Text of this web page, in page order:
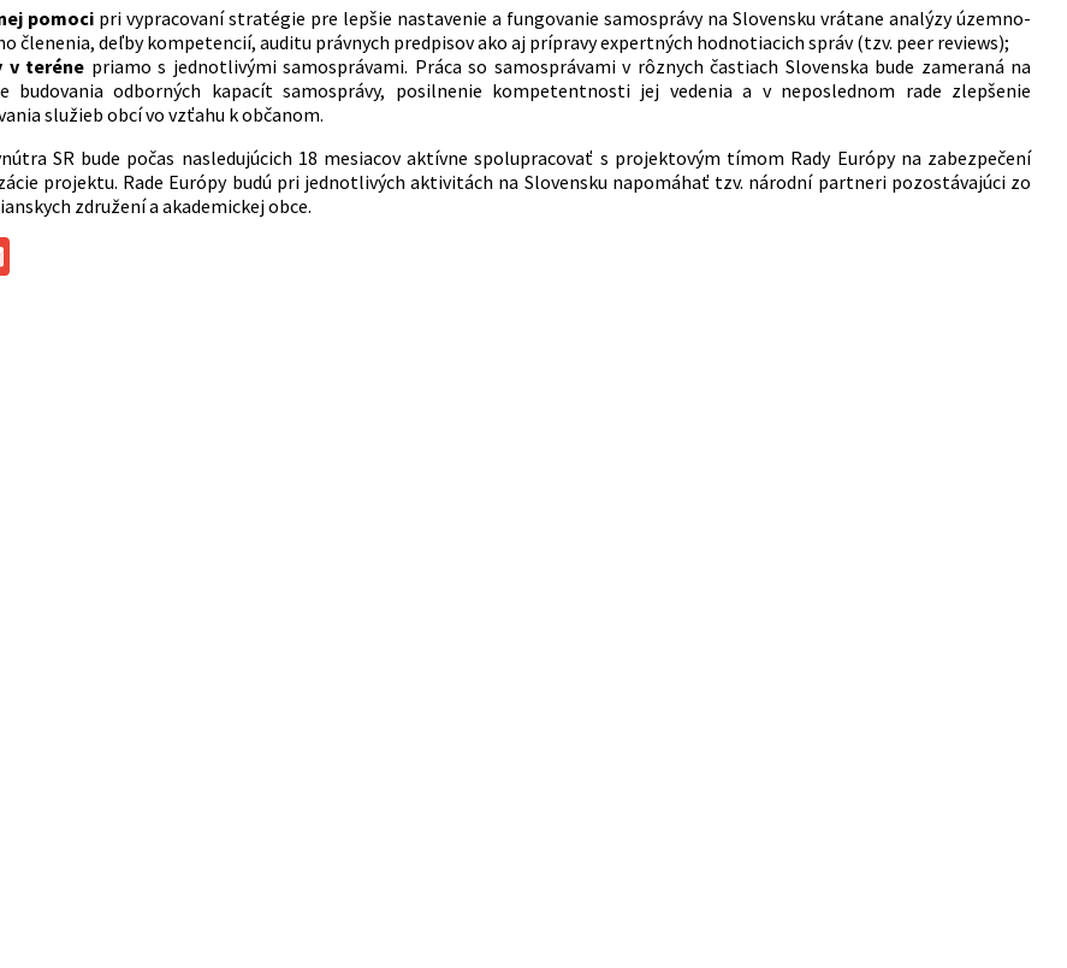
pomoci pri vypracovaní stratégie pre lepšie nastavenie a fungovanie samosprávy na Slovensku vrátane analýzy územno-
členenia, deľby kompetencií, auditu právnych predpisov ako aj prípravy expertných hodnotiacich správ (tzv. peer reviews);
v teréne priamo s jednotlivými samosprávami. Práca so samosprávami v rôznych častiach Slovenska bude zameraná na
budovania odborných kapacít samosprávy, posilnenie kompetentnosti jej vedenia a v neposlednom rade zlepšenie
služieb obcí vo vzťahu k občanom.
SR bude počas nasledujúcich 18 mesiacov aktívne spolupracovať s projektovým tímom Rady Európy na zabezpečení
projektu. Rade Európy budú pri jednotlivých aktivitách na Slovensku napomáhať tzv. národní partneri pozostávajúci zo
združení a akademickej obce.
Gmail